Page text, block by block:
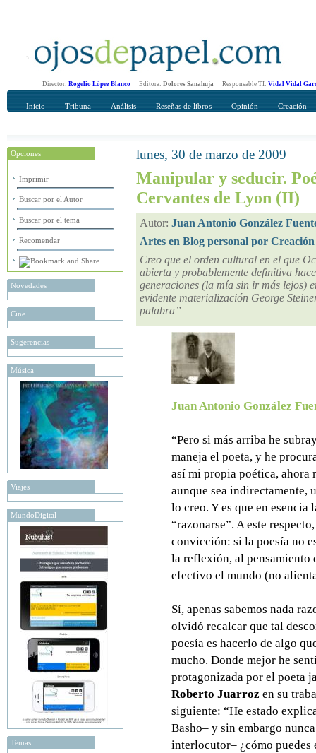
Director: Rogelio López Blanco Editora: Dolores Sanahuja Responsable TI: Vidal Vidal
Inicio Tribuna Análisis Reseñas de libros Opinión Creación
Opciones
Imprimir
Buscar por el Autor
Buscar por el tema
Recomendar
Novedades
Cine
Sugerencias
Música
Viajes
MundoDigital
Temas
Recomendar
lunes, 30 de marzo de 2009
Manipular y seducir.
Cervantes de Lyon (II)
Autor: Juan Antonio González
Artes en Blog personal por Creación
Creo que el orden cultural en el que
abierta y probablemente definitiva
generaciones (la mía sin ir más lejos)
evidente materialización George
palabra”
Juan Antonio González
“Pero si más arriba he
maneja el poeta, y he
así mi propia poética, ahora
aunque sea indirectamente,
lo creo. Y es que en
“razonarse”. A este
convicción: si la poesía no
la reflexión, al pensamiento
efectivo el mundo (no
Sí, apenas sabemos nada
olvidó recalcar que tal
poesía es hacerlo de algo
mucho. Donde mejor he
protagonizada por el poeta
Roberto Juarroz en su
siguiente: “He estado
Basho– y sin embargo
interlocutor– ¿cómo puedes